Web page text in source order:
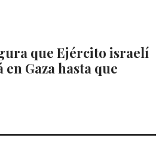
que Ejército israelí
Gaza hasta que